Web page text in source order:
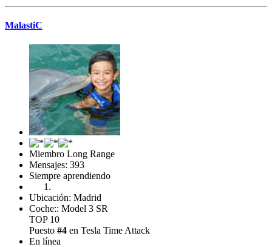
MalastiC
Miembro Long Range
Mensajes: 393
Siempre aprendiendo
Ubicación: Madrid
Coche:: Model 3 SR
TOP 10
Puesto #4 en Tesla Time Attack
En línea